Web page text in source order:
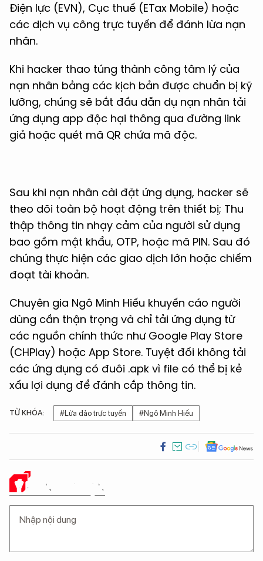
Điện lực (EVN), Cục thuế (ETax Mobile) hoặc
các dịch vụ công trực tuyến để đánh lừa nạn
nhân.
Khi hacker thao túng thành công tâm lý của
nạn nhân bằng các kịch bản được chuẩn bị kỹ
lưỡng, chúng sẽ bắt đầu dẫn dụ nạn nhân tải
ứng dụng app độc hại thông qua đường link
giả hoặc quét mã QR chứa mã độc.
Sau khi nạn nhân cài đặt ứng dụng, hacker sẽ
theo dõi toàn bộ hoạt động trên thiết bị; Thu
thập thông tin nhạy cảm của người sử dụng
bao gồm mật khẩu, OTP, hoặc mã PIN. Sau đó
chúng thực hiện các giao dịch lớn hoặc chiếm
đoạt tài khoản.
Chuyên gia Ngô Minh Hiếu khuyến cáo người
dùng cần thận trọng và chỉ tải ứng dụng từ
các nguồn chính thức như Google Play Store
(CHPlay) hoặc App Store. Tuyệt đối không tải
các ứng dụng có đuôi .apk vì file có thể bị kẻ
xấu lợi dụng để đánh cắp thông tin.
TỪ KHÓA: #Lừa đảo trực tuyến #Ngô Minh Hiếu
Ý KIẾN CỦA BẠN